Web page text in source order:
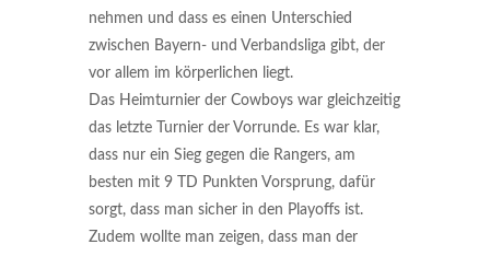
nehmen und dass es einen Unterschied
zwischen Bayern- und Verbandsliga gibt, der
vor allem im körperlichen liegt.
Das Heimturnier der Cowboys war gleichzeitig
das letzte Turnier der Vorrunde. Es war klar,
dass nur ein Sieg gegen die Rangers, am
besten mit 9 TD Punkten Vorsprung, dafür
sorgt, dass man sicher in den Playoffs ist.
Zudem wollte man zeigen, dass man der